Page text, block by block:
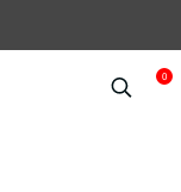
0